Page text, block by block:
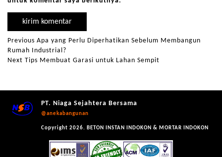
Previous Apa yang Perlu Diperhatikan Sebelum Membangun
Rumah Industrial?
Next Tips Membuat Garasi untuk Lahan Sempit
PT. Niaga Sejahtera Bersama
@anekabangunan
Copyright 2026. BETON INSTAN INDOKON & MORTAR INDOKON